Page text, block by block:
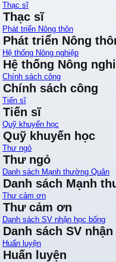
Thạc sĩ
Thạc sĩ
Phát triển Nông thôn
Phát triển Nông
Hệ thống Nông nghiệp
Hệ thống Nông
Chính sách công
Chính sách công
Tiến sĩ
Tiến sĩ
Quỹ khuyến học
Quỹ khuyến học
Thư ngỏ
Thư ngỏ
Danh sách Mạnh thường Quân
Danh sách Mạnh
Thư cảm ơn
Thư cảm ơn
Danh sách SV nhận học bổng
Danh sách SV
Huấn luyện
Huấn luyện